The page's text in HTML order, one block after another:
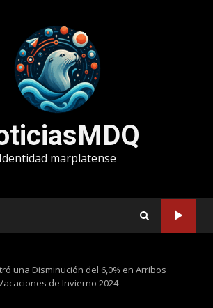
Identidad marplatense
una Disminución del 6,0% en Arribos
de Invierno 2024